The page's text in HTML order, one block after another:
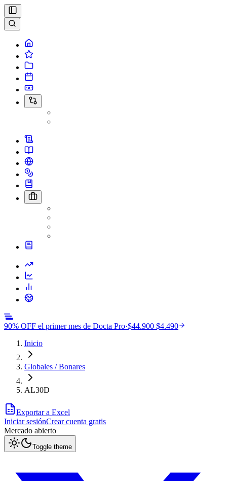
90% OFF el primer mes de Docta Pro·$44.900 $4.490
Inicio
Globales / Bonares
AL30D
Exportar a Excel
Iniciar sesiónCrear cuenta gratis
Mercado abierto
Toggle theme